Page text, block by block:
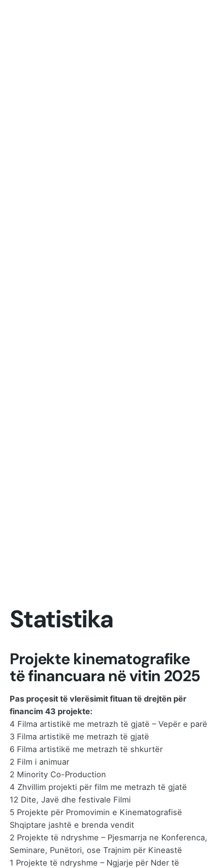
Statistika
Projekte kinematografike
të financuara në vitin 2025
Pas proçesit të vlerësimit fituan të drejtën për
financim 43 projekte:
4 Filma artistikë me metrazh të gjatë – Vepër e parë
3 Filma artistikë me metrazh të gjatë
6 Filma artistikë me metrazh të shkurtër
2 Film i animuar
2 Minority Co-Production
4 Zhvillim projekti për film me metrazh të gjatë
12 Dite, Javë dhe festivale Filmi
5 Projekte për Promovimin e Kinematografisë
Shqiptare jashtë e brenda vendit
2 Projekte të ndryshme – Pjesmarrja ne Konferenca,
Seminare, Punëtori, ose Trajnim për Kineastë
1 Projekte të ndryshme – Ngjarje për Nder të